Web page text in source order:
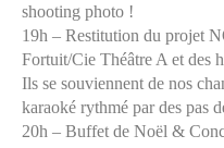
shooting photo !
19h – Restitution du projet
Fortuit/Cie Théâtre A et des
Ils se souviennent de nos
karaoké rythmé par des pas
20h – Buffet de Noël &